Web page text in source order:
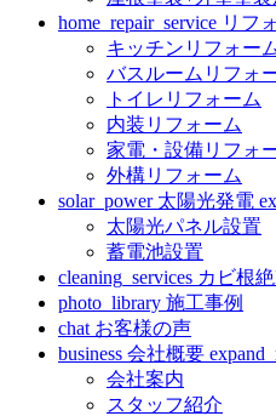
home_repair_service リフ
キッチンリフォー
バスルームリフォ
トイレリフォーム
内装リフォーム
家電・設備リフォ
外構リフォーム
solar_power 太陽光発電
太陽光パネル設置
蓄電池設置
cleaning_services カビ根
photo_library 施工事例
chat お客様の声
business 会社概要
会社案内
スタッフ紹介